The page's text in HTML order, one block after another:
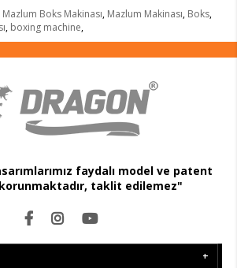
Mazlum Boks Makinası, Mazlum Makinası, Boks,
, boxing machine,
faydalı model ve patent
taklit edilemez"